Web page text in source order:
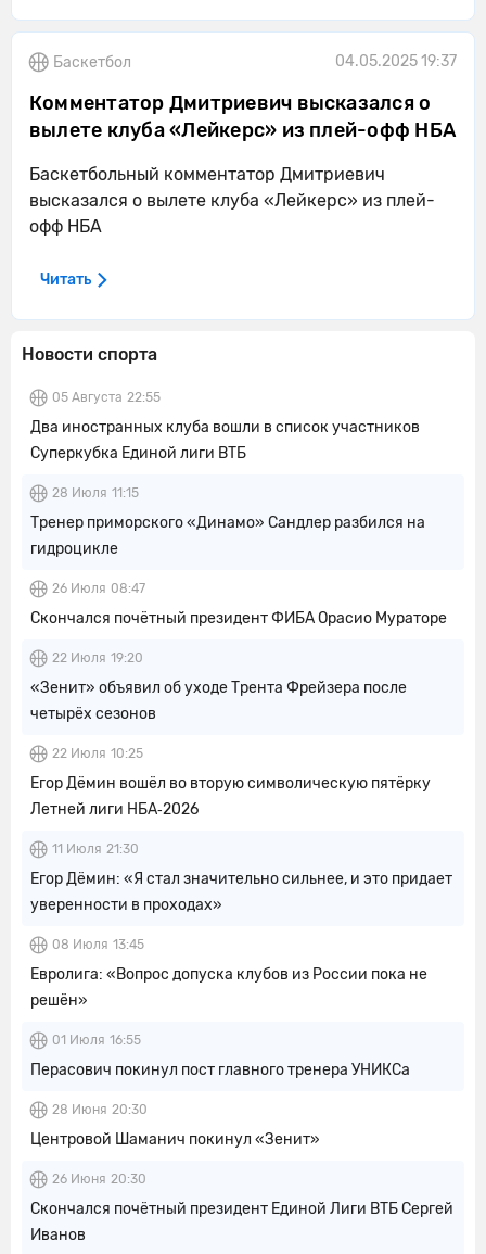
Новости спорта
05 Августа 22:55
Два иностранных клуба вошли в список участников
Суперкубка Единой лиги ВТБ
28 Июля 11:15
Тренер приморского «Динамо» Сандлер разбился на
гидроцикле
26 Июля 08:47
Скончался почётный президент ФИБА Орасио Мураторе
22 Июля 19:20
«Зенит» объявил об уходе Трента Фрейзера после
четырёх сезонов
22 Июля 10:25
Егор Дёмин вошёл во вторую символическую пятёрку
Летней лиги НБА‑2026
11 Июля 21:30
Егор Дёмин: «Я стал значительно сильнее, и это придает
уверенности в проходах»
08 Июля 13:45
Евролига: «Вопрос допуска клубов из России пока не
решён»
01 Июля 16:55
Перасович покинул пост главного тренера УНИКСа
28 Июня 20:30
Центровой Шаманич покинул «Зенит»
26 Июня 20:30
Скончался почётный президент Единой Лиги ВТБ Сергей
Иванов
Баскетбол 04.05.2025 19:37
Комментатор Дмитриевич высказался о
вылете клуба «Лейкерс» из плей-офф НБА
Баскетбольный комментатор Дмитриевич
высказался о вылете клуба «Лейкерс» из плей-
офф НБА
Читать